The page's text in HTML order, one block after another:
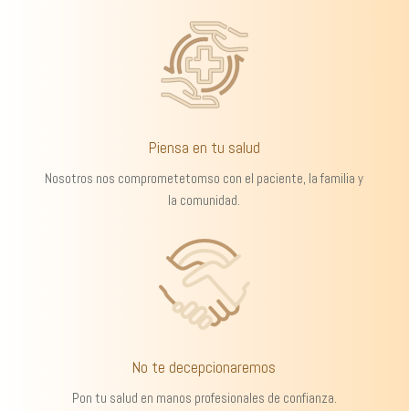
Piensa en tu salud
Nosotros nos comprometetomso con el paciente, la familia y
la comunidad.
No te decepcionaremos
Pon tu salud en manos profesionales de confianza.